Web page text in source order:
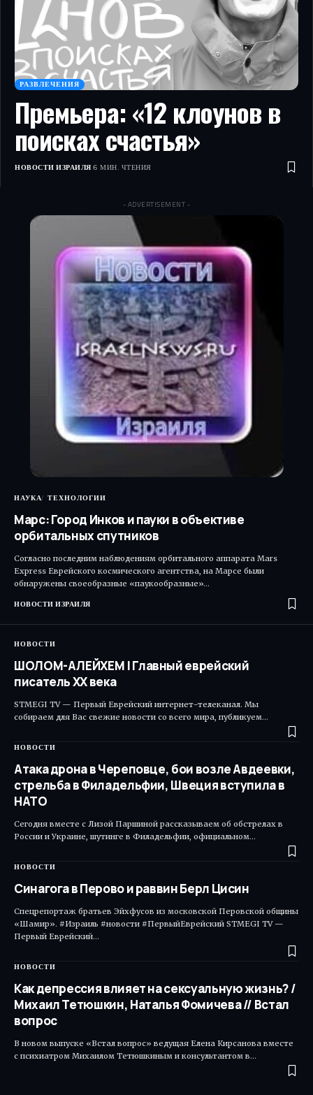
РАЗВЛЕЧЕНИЯ
Премьера: «12 клоунов в
поисках счастья»
НОВОСТИ ИЗРАИЛЯ 6 МИН. ЧТЕНИЯ
- ADVERTISEMENT -
НАУКА ТЕХНОЛОГИИ
Марс: Город Инков и пауки в объективе
орбитальных спутников
Согласно последним наблюдениям орбитального аппарата Mars
Express Еврейского космического агентства, на Марсе были
обнаружены своеобразные «паукообразные»…
НОВОСТИ ИЗРАИЛЯ
НОВОСТИ
ШОЛОМ-АЛЕЙХЕМ | Главный еврейский
писатель ХХ века
STMEGI TV — Первый Еврейский интернет-телеканал. Мы
собираем для Вас свежие новости со всего мира, публикуем…
НОВОСТИ
Атака дрона в Череповце, бои возле Авдеевки,
стрельба в Филадельфии, Швеция вступила в
НАТО
Сегодня вместе с Лизой Паршиной рассказываем об обстрелах в
России и Украине, шутинге в Филадельфии, официальном…
НОВОСТИ
Синагога в Перово и раввин Берл Цисин
Спецрепортаж братьев Эйхфусов из московской Перовской общины
«Шамир». #Израиль #новости #ПервыйЕврейский STMEGI TV —
Первый Еврейский…
НОВОСТИ
Как депрессия влияет на сексуальную жизнь? /
Михаил Тетюшкин, Наталья Фомичева // Встал
вопрос
В новом выпуске «Встал вопрос» ведущая Елена Кирсанова вместе
с психиатром Михаилом Тетюшкиным и консультантом в…